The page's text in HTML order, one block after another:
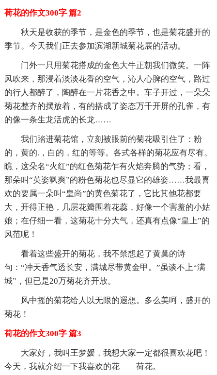
荷花的作文300字 篇2
秋天是收获的季节，是金色的季节，也是菊花盛开的
季节。今天我们正去参加滨湖新城菊花展的活动。
门外一只用菊花搭成的金色大牛正朝我们微笑。一阵
风吹来，那浸着淡淡花香的空气，沁人心脾的空气，路过
的行人都醉了，陶醉在一片花香之中。车子开过，一朵朵
菊花整齐的摆放着，有的搭成了姿态万千开屏的孔雀，有
的像一条生龙活虎的长龙……
我们踏进菊花馆，立刻被眼前的菊花吸引住了：粉
的，黄的.，白的，红的等等。各式各样的菊花应有尽有。
瞧，这朵名“火红”的红色菊花乍有火焰奔腾的气势；看，
那朵叫“英姿飒爽”的粉色菊花也尽显它的雄姿……我最喜
欢的要属一朵叫“皇尚”的黄色菊花了，它比其他花都要
大，开得正艳，几层花瓣围着花蕊，好像一个害羞的小姑
娘；在仔细一看，这菊花十分大气，还真有点像“皇上”的
风范呢！
看着这些盛开的菊花，我不禁想起了黄巢的诗
句：“冲天香气透长安，满城尽带黄金甲。”虽谈不上“满
城”，但已是20万菊花齐开放。
风中摇的菊花给人以无限的遐想。多么美呵，盛开的
菊花！
荷花的作文300字 篇3
大家好，我叫王梦媛，我想大家一定都很喜欢花吧！
今天，我就介绍一下我喜欢的花——荷花。